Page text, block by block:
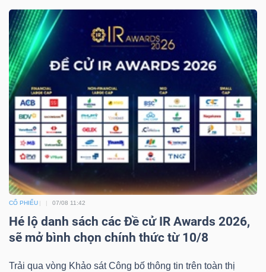
CỔ PHIẾU 07/08 11:42
Hé lộ danh sách các Đề cử IR Awards 2026,
sẽ mở bình chọn chính thức từ 10/8
Trải qua vòng Khảo sát Công bố thông tin trên toàn thị